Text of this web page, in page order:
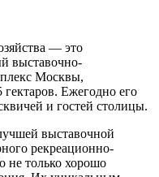
— это
выставочно-
Москвы,
Ежегодно его
и гостей столицы.
выставочной
рекреационно-
не только хорошо